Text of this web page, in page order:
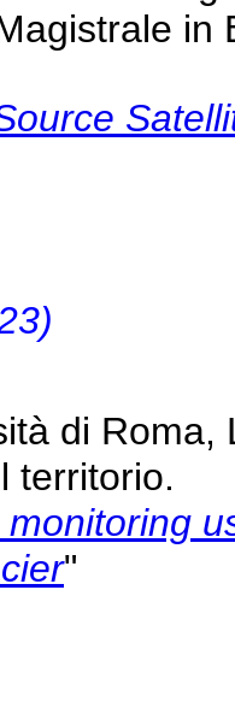
in
di
territorio.
"